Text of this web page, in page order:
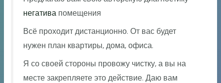
негатива помещения
Всё проходит дистанционно. От вас будет
нужен план квартиры, дома, офиса.
Я со своей стороны провожу чистку, а вы на
месте закрепляете это действие. Даю вам